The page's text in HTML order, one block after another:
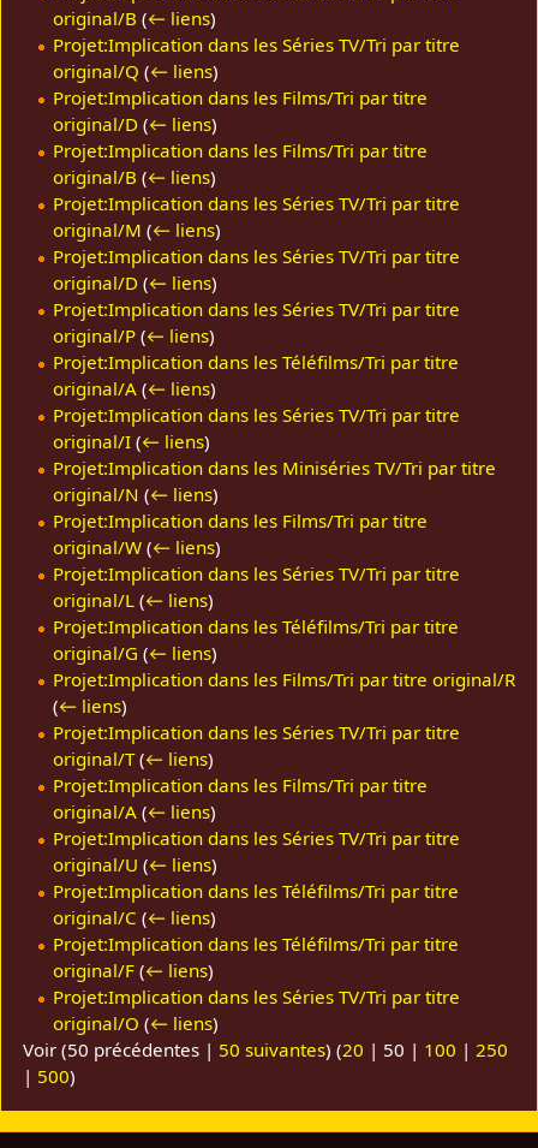
original/B (← liens)
Projet:Implication dans les Séries TV/Tri par titre
original/Q (← liens)
Projet:Implication dans les Films/Tri par titre
original/D (← liens)
Projet:Implication dans les Films/Tri par titre
original/B (← liens)
Projet:Implication dans les Séries TV/Tri par titre
original/M (← liens)
Projet:Implication dans les Séries TV/Tri par titre
original/D (← liens)
Projet:Implication dans les Séries TV/Tri par titre
original/P (← liens)
Projet:Implication dans les Téléfilms/Tri par titre
original/A (← liens)
Projet:Implication dans les Séries TV/Tri par titre
original/I (← liens)
Projet:Implication dans les Miniséries TV/Tri par titre
original/N (← liens)
Projet:Implication dans les Films/Tri par titre
original/W (← liens)
Projet:Implication dans les Séries TV/Tri par titre
original/L (← liens)
Projet:Implication dans les Téléfilms/Tri par titre
original/G (← liens)
Projet:Implication dans les Films/Tri par titre original/R
(← liens)
Projet:Implication dans les Séries TV/Tri par titre
original/T (← liens)
Projet:Implication dans les Films/Tri par titre
original/A (← liens)
Projet:Implication dans les Séries TV/Tri par titre
original/U (← liens)
Projet:Implication dans les Téléfilms/Tri par titre
original/C (← liens)
Projet:Implication dans les Téléfilms/Tri par titre
original/F (← liens)
Projet:Implication dans les Séries TV/Tri par titre
original/O (← liens)
Voir (50 précédentes | 50 suivantes) (20 | 50 | 100 | 250
| 500)